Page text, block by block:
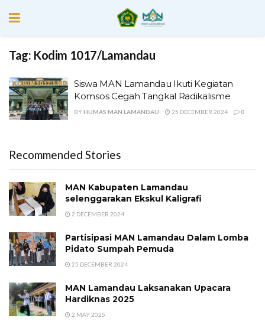
Tag: Kodim 1017/Lamandau
Siswa MAN Lamandau Ikuti Kegiatan
Komsos Cegah Tangkal Radikalisme
BY HUMAS MAN LAMANDAU 25 DECEMBER 2024 0
Recommended Stories
MAN Kabupaten Lamandau
selenggarakan Ekskul Kaligrafi
2 DECEMBER 2024
Partisipasi MAN Lamandau Dalam Lomba
Pidato Sumpah Pemuda
25 DECEMBER 2024
MAN Lamandau Laksanakan Upacara
Hardiknas 2025
2 MAY 2025